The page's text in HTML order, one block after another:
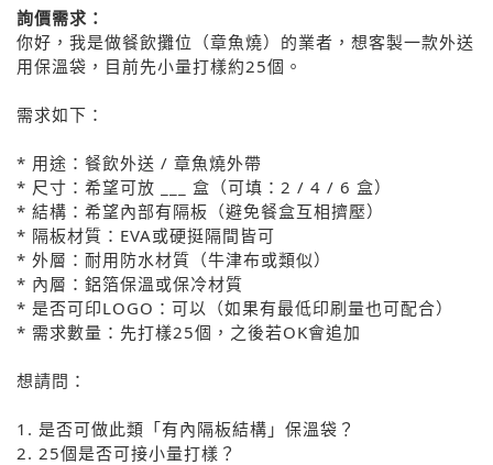
詢價需求：
你好，我是做餐飲攤位（章魚燒）的業者，想客製一款外送
用保溫袋，目前先小量打樣約25個。
需求如下：
* 用途：餐飲外送 / 章魚燒外帶
* 尺寸：希望可放 ___ 盒（可填：2 / 4 / 6 盒）
* 結構：希望內部有隔板（避免餐盒互相擠壓）
* 隔板材質：EVA或硬挺隔間皆可
* 外層：耐用防水材質（牛津布或類似）
* 內層：鋁箔保溫或保冷材質
* 是否可印LOGO：可以（如果有最低印刷量也可配合）
* 需求數量：先打樣25個，之後若OK會追加
想請問：
1. 是否可做此類「有內隔板結構」保溫袋？
2. 25個是否可接小量打樣？